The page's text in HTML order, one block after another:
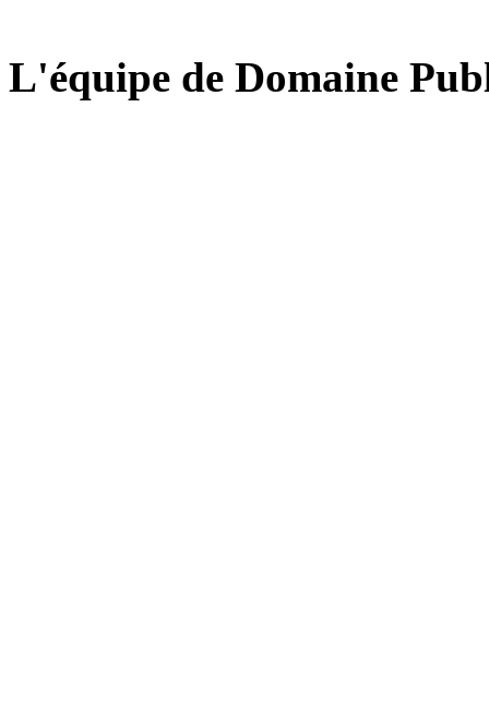
L'équipe de Domaine